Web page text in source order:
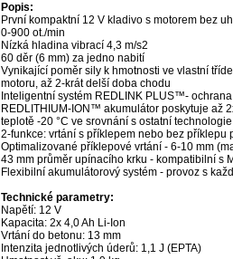
Popis:
První kompaktní 12 V kladivo s motorem bez
0-900 ot./min
Nízká hladina vibrací 4,3 m/s2
60 děr (6 mm) za jedno nabití
Vynikající poměr sily k hmotnosti ve vlastní
motoru, až 2-krát delší doba chodu
Inteligentní systém REDLINK PLUS™-
REDLITHIUM-ION™ akumulátor poskytuje až
teplotě -20 °C ve srovnání s ostatní
2-funkce: vrtání s příklepem nebo bez příklepu
Optimalizované příklepové vrtání - 6-10 mm
43 mm průměr upínacího krku - kompatibilní s
Flexibilní akumulátorový systém - provoz s
Technické parametry:
Napětí: 12 V
Kapacita: 2x 4,0 Ah Li-Ion
Vrtání do betonu: 13 mm
Intenzita jednotlivých úderů: 1,1 J (EPTA)